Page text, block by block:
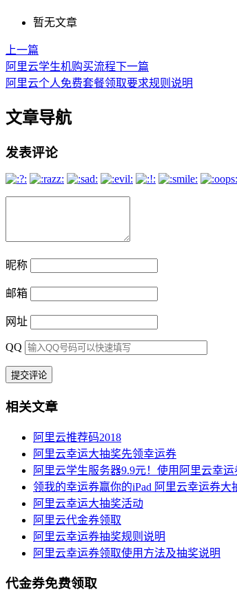
暂无文章
上一篇
阿里云学生机购买流程下一篇
阿里云个人免费套餐领取要求规则说明
文章导航
发表评论
昵称
邮箱
网址
QQ
相关文章
阿里云推荐码2018
阿里云幸运大抽奖先领幸运券
阿里云学生服务器9.9元！使用阿里云幸
领我的幸运券赢你的iPad 阿里云幸运券大
阿里云幸运大抽奖活动
阿里云代金券领取
阿里云幸运券抽奖规则说明
阿里云幸运券领取使用方法及抽奖说明
代金券免费领取